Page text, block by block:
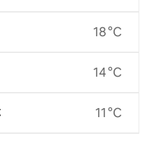
18 °C
14 °C
11 °C